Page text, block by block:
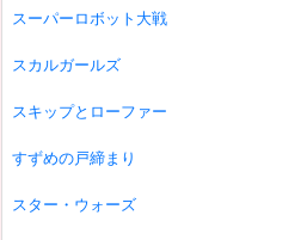
スーパーロボット大戦
スカルガールズ
スキップとローファー
すずめの戸締まり
スター・ウォーズ